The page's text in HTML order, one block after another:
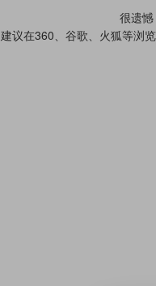
很遗
建议在360、谷歌、火狐等浏